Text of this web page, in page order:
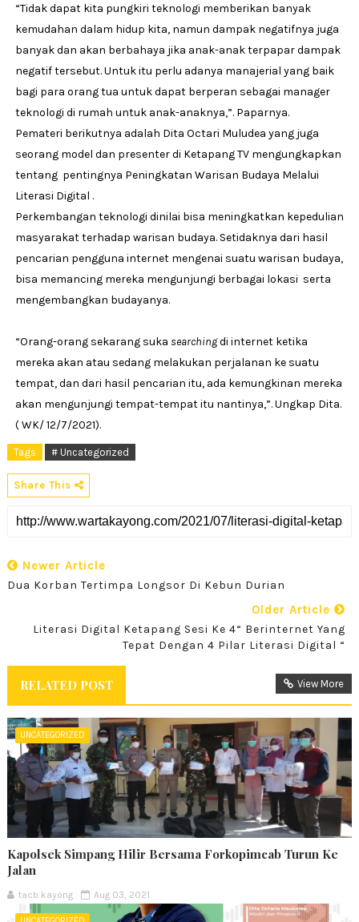
“Tidak dapat kita pungkiri teknologi memberikan banyak
kemudahan dalam hidup kita, namun dampak negatifnya juga
banyak dan akan berbahaya jika anak-anak terpapar dampak
negatif tersebut. Untuk itu perlu adanya manajerial yang baik
bagi para orang tua untuk dapat berperan sebagai manager
teknologi di rumah untuk anak-anaknya,”. Paparnya.
Pemateri berikutnya adalah Dita Octari Muludea yang juga
seorang model dan presenter di Ketapang TV mengungkapkan
tentang pentingnya Peningkatan Warisan Budaya Melalui
Literasi Digital .
Perkembangan teknologi dinilai bisa meningkatkan kepedulian
masyarakat terhadap warisan budaya. Setidaknya dari hasil
pencarian pengguna internet mengenai suatu warisan budaya,
bisa memancing mereka mengunjungi berbagai lokasi serta
mengembangkan budayanya.
“Orang-orang sekarang suka searchingdi internet ketika
mereka akan atau sedang melakukan perjalanan ke suatu
tempat, dan dari hasil pencarian itu, ada kemungkinan mereka
akan mengunjungi tempat-tempat itu nantinya,”. Ungkap Dita.
( WK/ 12/7/2021).
Tags # Uncategorized
Share This
Newer Article
Dua Korban Tertimpa Longsor Di Kebun Durian
Older Article
Literasi Digital Ketapang Sesi Ke 4“ Berinternet Yang
Tepat Dengan 4 Pilar Literasi Digital “
RELATED POST View More
UNCATEGORIZED
Kapolsek Simpang Hilir Bersama Forkopimcab Turun Ke
Jalan
tacb kayong Aug 03, 2021